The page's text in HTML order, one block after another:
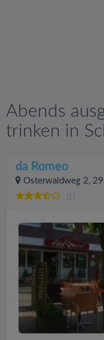
Abends
trinken in
da Romeo
Osterwaldweg 2,
(1)